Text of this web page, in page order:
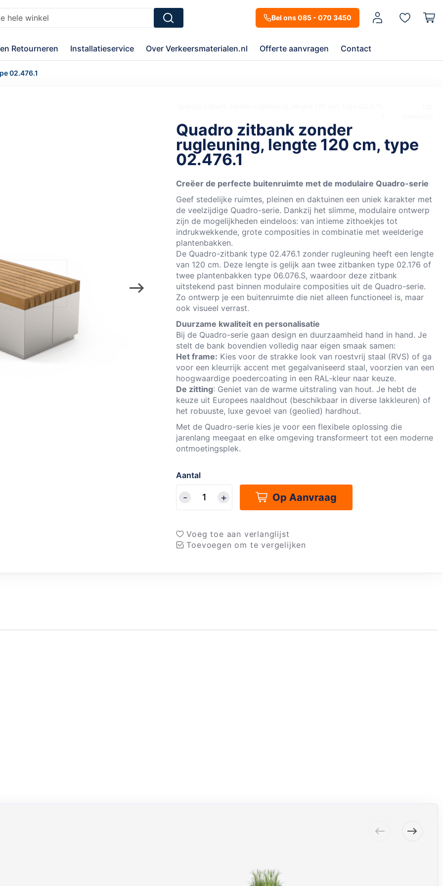
Bel ons 085 - 070 3450 Mijn account
Zoek
Retourneren Installatieservice Over Verkeersmaterialen.nl Offerte aanvragen Contact
02.476.1
Quadro zitbank zonder
rugleuning, lengte 120 cm, type
02.476.1
Creëer de perfecte buitenruimte met de modulaire Quadro-serie
Geef stedelijke ruimtes, pleinen en daktuinen een uniek karakter met
de veelzijdige Quadro-serie. Dankzij het slimme, modulaire ontwerp
zijn de mogelijkheden eindeloos: van intieme zithoekjes tot
indrukwekkende, grote composities in combinatie met weelderige
plantenbakken.
De Quadro-zitbank type 02.476.1 zonder rugleuning heeft een lengte
van 120 cm. Deze lengte is gelijk aan twee zitbanken type 02.176 of
twee plantenbakken type 06.076.S, waardoor deze zitbank
uitstekend past binnen modulaire composities uit de Quadro-serie.
Zo ontwerp je een buitenruimte die niet alleen functioneel is, maar
ook visueel verrast.
Duurzame kwaliteit en personalisatie
Bij de Quadro-serie gaan design en duurzaamheid hand in hand. Je
stelt de bank bovendien volledig naar eigen smaak samen:
Het frame: Kies voor de strakke look van roestvrij staal (RVS) of ga
voor een kleurrijk accent met gegalvaniseerd staal, voorzien van een
hoogwaardige poedercoating in een RAL-kleur naar keuze.
De zitting: Geniet van de warme uitstraling van hout. Je hebt de
keuze uit Europees naaldhout (beschikbaar in diverse lakkleuren) of
het robuuste, luxe gevoel van (geolied) hardhout.
Met de Quadro-serie kies je voor een flexibele oplossing die
jarenlang meegaat en elke omgeving transformeert tot een moderne
ontmoetingsplek.
Aantal
Op Aanvraag
Voeg toe aan verlanglijst
Toevoegen om te vergelijken